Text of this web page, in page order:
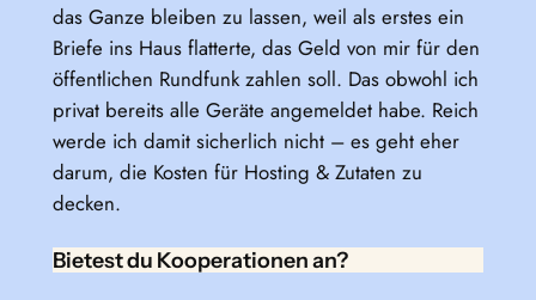
das Ganze bleiben zu lassen, weil als erstes ein
Briefe ins Haus flatterte, das Geld von mir für den
öffentlichen Rundfunk zahlen soll. Das obwohl ich
privat bereits alle Geräte angemeldet habe. Reich
werde ich damit sicherlich nicht – es geht eher
darum, die Kosten für Hosting & Zutaten zu
decken.
Bietest du Kooperationen an?